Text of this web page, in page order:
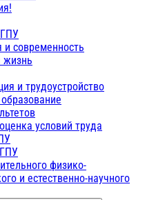
и современность
жизнь
и трудоустройство
условий труда
физико-
и естественно-научного